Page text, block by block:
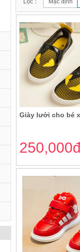
Lọc： Mặc định
Giày lưới cho bé